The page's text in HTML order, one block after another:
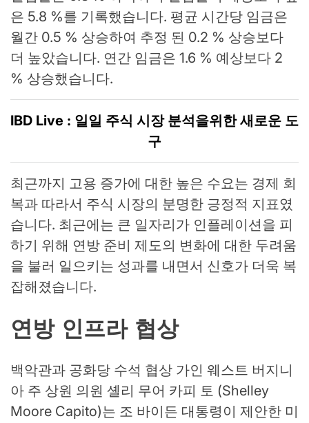
은 5.8 %를 기록했습니다. 평균 시간당 임금은
월간 0.5 % 상승하여 추정 된 0.2 % 상승보다
더 높았습니다. 연간 임금은 1.6 % 예상보다 2
% 상승했습니다.
IBD Live : 일일 주식 시장 분석을위한 새로운 도
구
최근까지 고용 증가에 대한 높은 수요는 경제 회
복과 따라서 주식 시장의 분명한 긍정적 지표였
습니다. 최근에는 큰 일자리가 인플레이션을 피
하기 위해 연방 준비 제도의 변화에 ​​대한 두려움
을 불러 일으키는 성과를 내면서 신호가 더욱 복
잡해졌습니다.
연방 인프라 협상
백악관과 공화당 수석 협상 가인 웨스트 버지니
아 주 상원 의원 셸리 무어 카피 토 (Shelley
Moore Capito)는 조 바이든 대통령이 제안한 미